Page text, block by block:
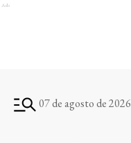
Ads
07 de agosto de 2026